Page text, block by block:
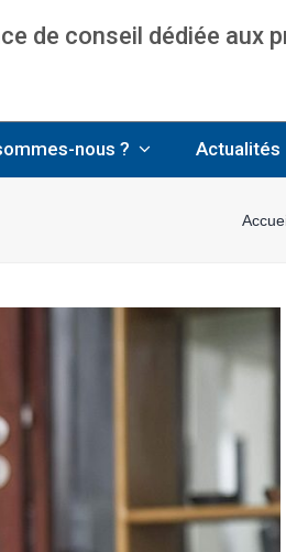
de conseil dédiée aux
nous ? Actualités